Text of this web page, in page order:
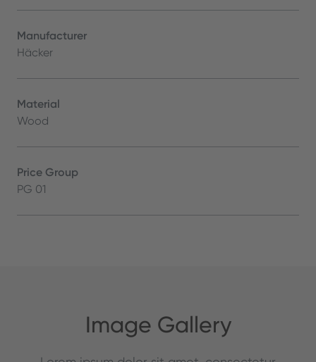
Manufacturer
Häcker
Material
Wood
Price Group
PG 01
Image Gallery